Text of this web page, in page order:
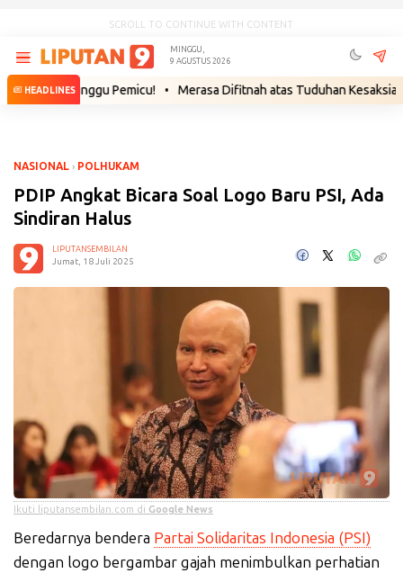
SCROLL TO CONTINUE WITH CONTENT
MINGGU,
9 AGUSTUS 2026
HEADLINES
Tunggu Pemicu! • Merasa Difitnah atas Tuduhan Kesaksian Palsu,
NASIONAL › POLHUKAM
PDIP Angkat Bicara Soal Logo Baru PSI, Ada
Sindiran Halus
LIPUTANSEMBILAN
Jumat, 18 Juli 2025
Ikuti liputansembilan.com di Google News
Beredarnya bendera Partai Solidaritas Indonesia (PSI)
dengan logo bergambar gajah menimbulkan perhatian